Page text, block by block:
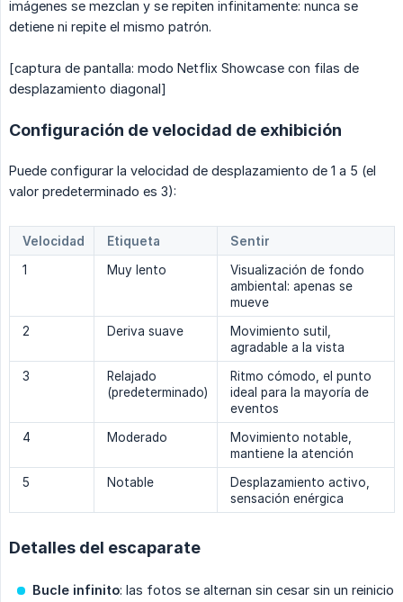
imágenes se mezclan y se repiten infinitamente: nunca se
detiene ni repite el mismo patrón.
[captura de pantalla: modo Netflix Showcase con filas de
desplazamiento diagonal]
Configuración de velocidad de exhibición
Puede configurar la velocidad de desplazamiento de 1 a 5 (el
valor predeterminado es 3):
Velocidad Etiqueta
Sentir
1
Muy lento
Visualización de fondo
ambiental: apenas se
mueve
2
Deriva suave
Movimiento sutil,
agradable a la vista
3
Relajado
(predeterminado)
Ritmo cómodo, el punto
ideal para la mayoría de
eventos
4
Moderado
Movimiento notable,
mantiene la atención
5
Notable
Desplazamiento activo,
sensación enérgica
Detalles del escaparate
Bucle infinito: las fotos se alternan sin cesar sin un reinicio